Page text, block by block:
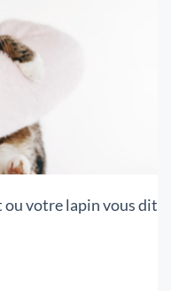
votre lapin vous dit